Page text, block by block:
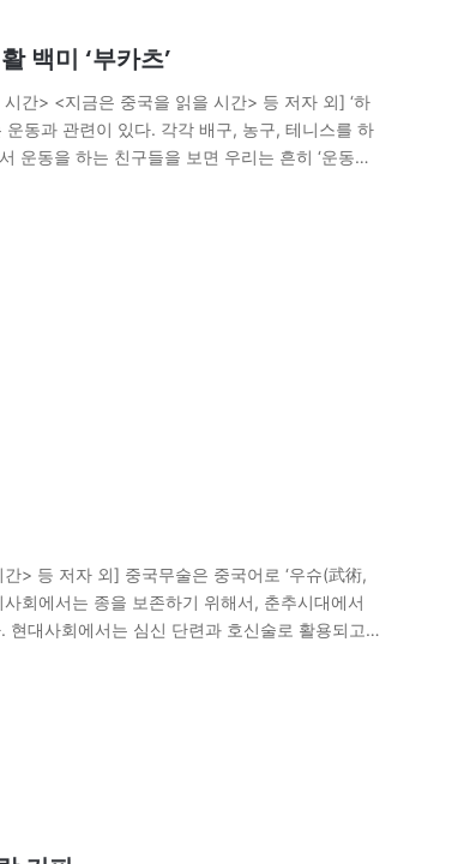
백미 ‘부카츠’
간> <지금은 중국을 읽을 시간> 등 저자 외] ‘하
운동과 관련이 있다. 각각 배구, 농구, 테니스를 하
운동을 하는 친구들을 보면 우리는 흔히 ‘운동부
> 등 저자 외] 중국무술은 중국어로 ‘우슈(武術,
회에서는 종을 보존하기 위해서, 춘추시대에서
대사회에서는 심신 단련과 호신술로 활용되고